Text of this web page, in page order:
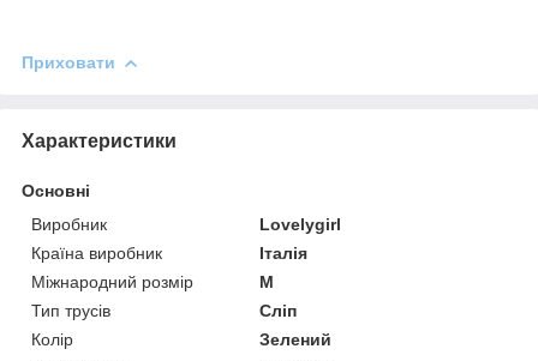
Приховати
Характеристики
Основні
Виробник
Lovelygirl
Країна виробник
Італія
Міжнародний розмір
M
Тип трусів
Сліп
Колір
Зелений